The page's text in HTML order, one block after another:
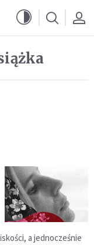
a jednocześnie